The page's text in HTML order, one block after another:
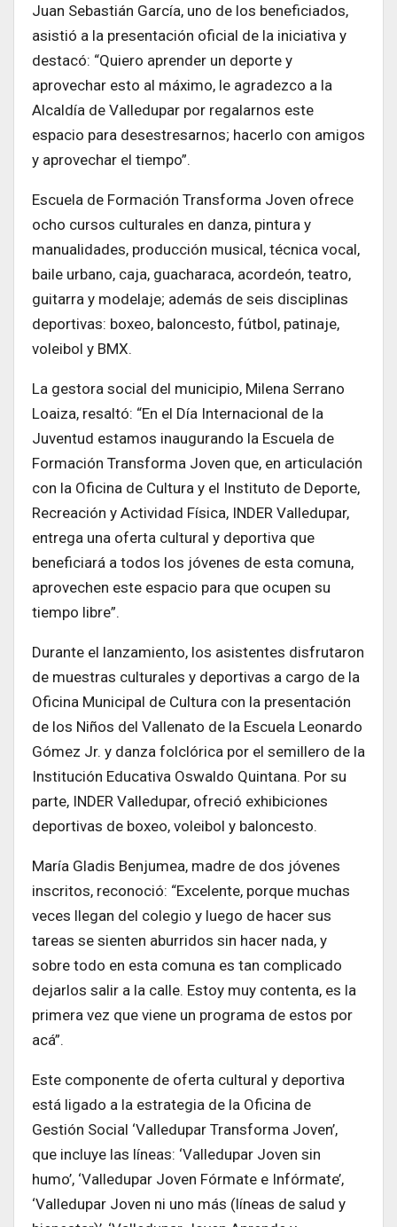
Juan Sebastián García, uno de los beneficiados,
asistió a la presentación oficial de la iniciativa y
destacó: “Quiero aprender un deporte y
aprovechar esto al máximo, le agradezco a la
Alcaldía de Valledupar por regalarnos este
espacio para desestresarnos; hacerlo con amigos
y aprovechar el tiempo”.
Escuela de Formación Transforma Joven ofrece
ocho cursos culturales en danza, pintura y
manualidades, producción musical, técnica vocal,
baile urbano, caja, guacharaca, acordeón, teatro,
guitarra y modelaje; además de seis disciplinas
deportivas: boxeo, baloncesto, fútbol, patinaje,
voleibol y BMX.
La gestora social del municipio, Milena Serrano
Loaiza, resaltó: “En el Día Internacional de la
Juventud estamos inaugurando la Escuela de
Formación Transforma Joven que, en articulación
con la Oficina de Cultura y el Instituto de Deporte,
Recreación y Actividad Física, INDER Valledupar,
entrega una oferta cultural y deportiva que
beneficiará a todos los jóvenes de esta comuna,
aprovechen este espacio para que ocupen su
tiempo libre”.
Durante el lanzamiento, los asistentes disfrutaron
de muestras culturales y deportivas a cargo de la
Oficina Municipal de Cultura con la presentación
de los Niños del Vallenato de la Escuela Leonardo
Gómez Jr. y danza folclórica por el semillero de la
Institución Educativa Oswaldo Quintana. Por su
parte, INDER Valledupar, ofreció exhibiciones
deportivas de boxeo, voleibol y baloncesto.
María Gladis Benjumea, madre de dos jóvenes
inscritos, reconoció: “Excelente, porque muchas
veces llegan del colegio y luego de hacer sus
tareas se sienten aburridos sin hacer nada, y
sobre todo en esta comuna es tan complicado
dejarlos salir a la calle. Estoy muy contenta, es la
primera vez que viene un programa de estos por
acá”.
Este componente de oferta cultural y deportiva
está ligado a la estrategia de la Oficina de
Gestión Social ‘Valledupar Transforma Joven’,
que incluye las líneas: ‘Valledupar Joven sin
humo’, ‘Valledupar Joven Fórmate e Infórmate’,
‘Valledupar Joven ni uno más (líneas de salud y